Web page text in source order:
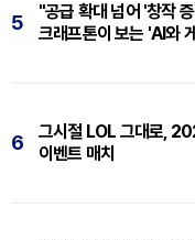
5
"공급 확대 넘어 '창작
크래프톤이 보는 'AI와
6
그시절 LOL 그대로,
이벤트 매치